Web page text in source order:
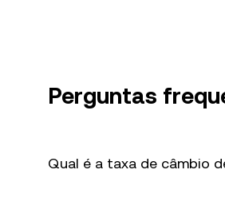
Perguntas
Qual é a taxa de câmbio